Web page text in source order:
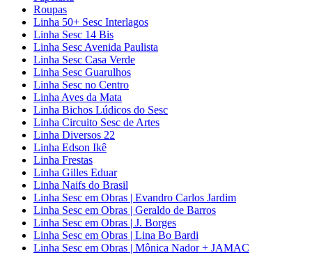
Roupas
Linha 50+ Sesc Interlagos
Linha Sesc 14 Bis
Linha Sesc Avenida Paulista
Linha Sesc Casa Verde
Linha Sesc Guarulhos
Linha Sesc no Centro
Linha Aves da Mata
Linha Bichos Lúdicos do Sesc
Linha Circuito Sesc de Artes
Linha Diversos 22
Linha Edson Ikê
Linha Frestas
Linha Gilles Eduar
Linha Naifs do Brasil
Linha Sesc em Obras | Evandro Carlos Jardim
Linha Sesc em Obras | Geraldo de Barros
Linha Sesc em Obras | J. Borges
Linha Sesc em Obras | Lina Bo Bardi
Linha Sesc em Obras | Mônica Nador + JAMAC